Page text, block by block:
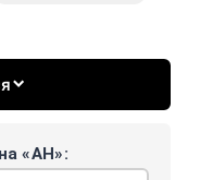
«АН»: